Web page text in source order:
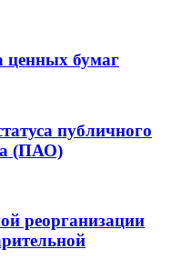
ценных бумаг
публичного
(ПАО)
реорганизации